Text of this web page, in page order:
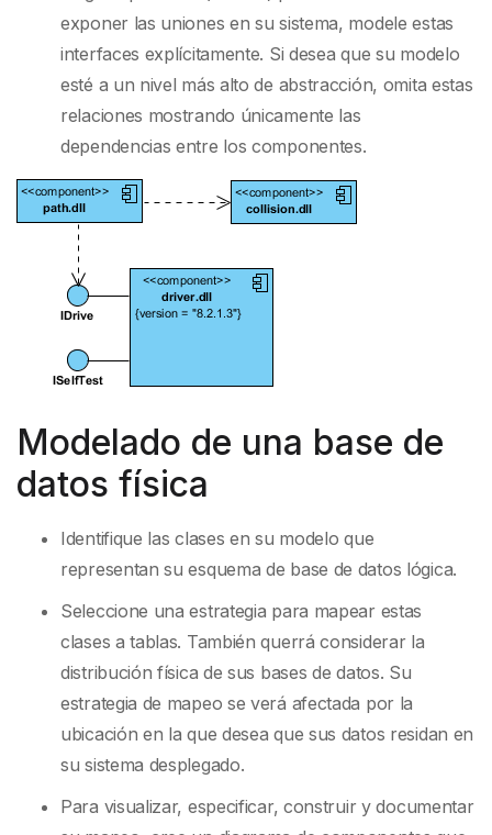
exponer las uniones en su sistema, modele estas
interfaces explícitamente. Si desea que su modelo
esté a un nivel más alto de abstracción, omita estas
relaciones mostrando únicamente las
dependencias entre los componentes.
Modelado de una base de
datos física
Identifique las clases en su modelo que
representan su esquema de base de datos lógica.
Seleccione una estrategia para mapear estas
clases a tablas. También querrá considerar la
distribución física de sus bases de datos. Su
estrategia de mapeo se verá afectada por la
ubicación en la que desea que sus datos residan en
su sistema desplegado.
Para visualizar, especificar, construir y documentar